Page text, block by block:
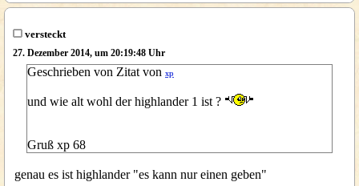
versteckt
27. Dezember 2014, um 20:19:48 Uhr
Geschrieben von Zitat von xp
und wie alt wohl der highlander 1 ist ?
Gruß xp 68
genau es ist highlander "es kann nur einen geben"